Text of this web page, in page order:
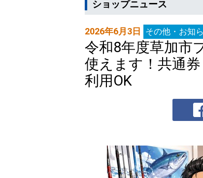
ショップニュース
2026年6月3日 その他・お知
令和8年度草加市
使えます！共通
利用OK